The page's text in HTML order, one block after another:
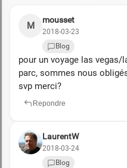
M
mousset
2018-03-23
Blog
pour un voyage las vegas/
parc, sommes nous
svp merci?
Repondre
LaurentW
2018-03-24
Blog